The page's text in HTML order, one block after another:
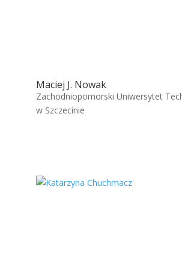
Maciej J. Nowak
Zachodniopomorski Uniwersytet
w Szczecinie